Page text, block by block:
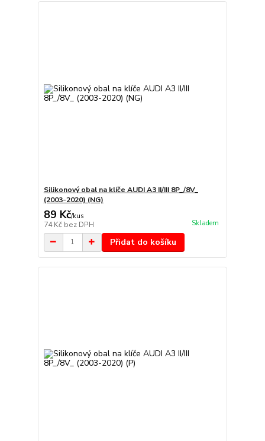
Silikonový obal na klíče AUDI A3 II/III 8P_/8V_
(2003-2020) (NG)
89 Kč/kus
74 Kč bez DPH Skladem
Přidat do košíku